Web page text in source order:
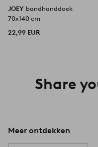
JOEY bandhanddoek
70x140 cm
22,99 EUR
Share
Meer ontdekken